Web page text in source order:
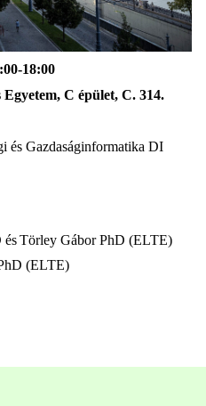
18:00
C épület, C. 314.
és Gazdaságinformatika DI
Törley Gábor PhD (ELTE)
(ELTE)